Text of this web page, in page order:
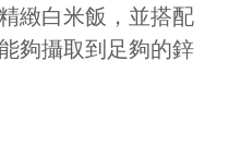
緻白米飯，並搭配
夠攝取到足夠的鋅